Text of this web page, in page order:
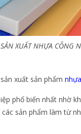
XUẤT NHỰA CÔNG
xuất sản phẩm
phổ biến nhất nhờ
các sản phẩm làm từ